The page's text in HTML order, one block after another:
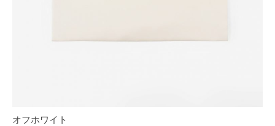
オフホワイト